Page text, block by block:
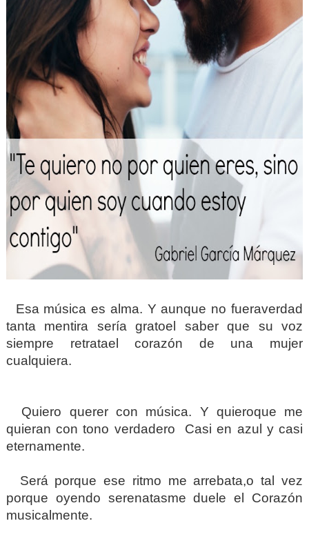
Esa música es alma. Y aunque no fueraverdad
tanta mentira sería gratoel saber que su voz
siempre retratael corazón de una mujer
cualquiera.
Quiero querer con música. Y quieroque me
quieran con tono verdadero Casi en azul y casi
eternamente.
Será porque ese ritmo me arrebata,o tal vez
porque oyendo serenatasme duele el Corazón
musicalmente.